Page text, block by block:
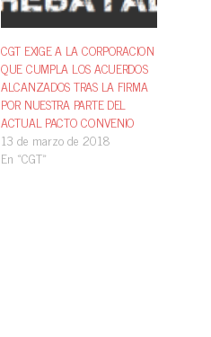
CGT EXIGE A LA CORPORACION
QUE CUMPLA LOS ACUERDOS
ALCANZADOS TRAS LA FIRMA
POR NUESTRA PARTE DEL
ACTUAL PACTO CONVENIO
13 de marzo de 2018
En «CGT»